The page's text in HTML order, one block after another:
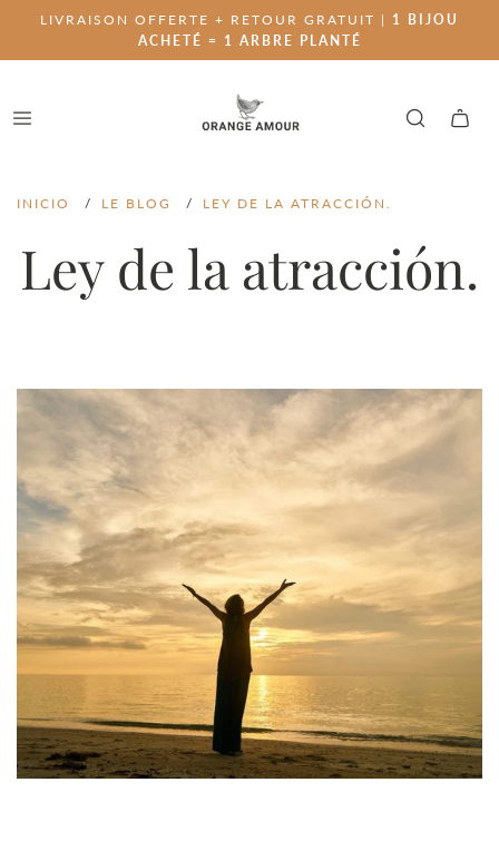
LIVRAISON OFFERTE + RETOUR GRATUIT | 1 BIJOU
ACHETÉ = 1 ARBRE PLANTÉ
INICIO / LE BLOG / LEY DE LA ATRACCIÓN.
Ley de la atracción.